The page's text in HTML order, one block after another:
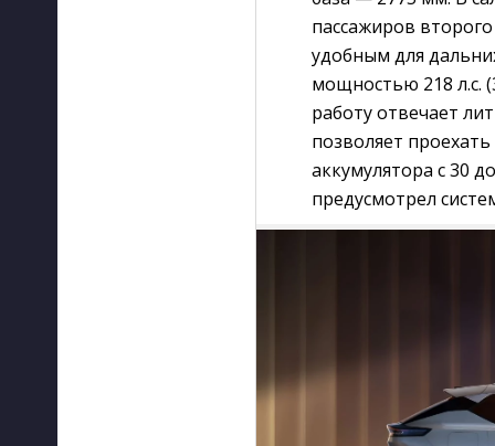
пассажиров
удобным для
мощностью 218 л.с.
работу отвечает
позволяет
аккумулятора с 30
предусмотрел